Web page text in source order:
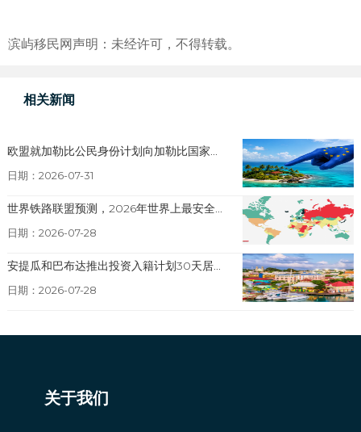
滨屿移民网声明：未经许可，不得转载。
相关新闻
欧盟就加勒比公民身份计划向加勒比国家...
日期：2026-07-31
世界铁路联盟预测，2026年世界上最安全...
日期：2026-07-28
安提瓜和巴布达推出投资入籍计划30天居...
日期：2026-07-28
关于我们